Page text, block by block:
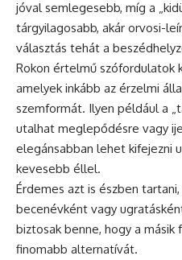
jóval semlegesebb, míg a
tárgyilagosabb, akár orvosi-
választás tehát a
Rokon értelmű szófordulatok
amelyek inkább az érzelmi
szemformát. Ilyen például a
utalhat meglepődésre vagy
elegánsabban lehet kifejezni
kevesebb éllel.
Érdemes azt is észben
becenévként vagy
biztosak benne, hogy a másik
finomabb alternatívát.